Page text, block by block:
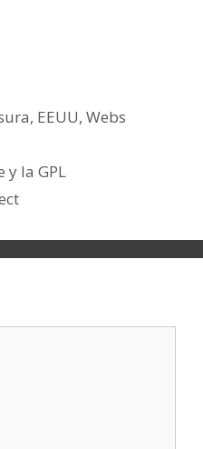
, EEUU,Webs
y la GPL